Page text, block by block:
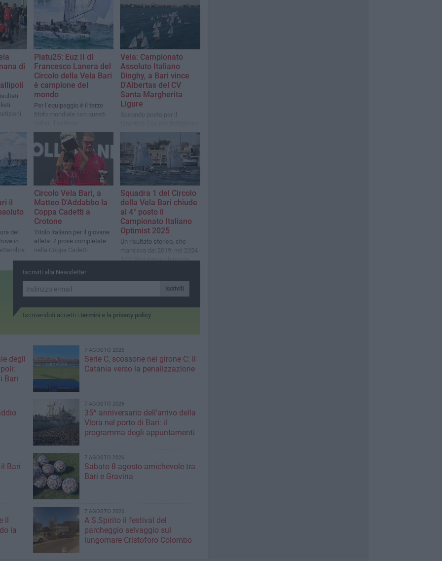
di
Platu25: Euz II di
Francesco Lanera del
Circolo della Vela Bari
è campione del
mondo
Per l’equipaggio è il terzo
titolo mondiale con questi
complessivo
Vela: Campionato
Assoluto Italiano
Dinghy, a Bari vince
D'Albertas del CV
Santa Margherita
Ligure
Secondo posto per il
il
del
in
Circolo Vela Bari, a
Matteo D'Addabbo la
Coppa Cadetti a
Crotone
Titolo italiano per il giovane
atleta: 7 prove completate
nella Coppa Cadetti
Squadra 1 del Circolo
della Vela Bari chiude
al 4° posto il
Campionato Italiano
Optimist 2025
Un risultato storico, che
mancava dal 2019: nel 2024
il CV Bari aveva chiuso in
Iscriviti alla Newsletter
Iscriviti
Iscrivendoti accetti i termini e la privacy policy
degli
Bari
7 AGOSTO 2026
Serie C, scossone nel girone C: il
Catania verso la penalizzazione
7 AGOSTO 2026
35^ anniversario dell’arrivo della
Vlora nel porto di Bari: il
programma degli appuntamenti
Bari
7 AGOSTO 2026
Sabato 8 agosto amichevole tra
Bari e Gravina
il
la
7 AGOSTO 2026
A S.Spirito il festival del
parcheggio selvaggio sul
lungomare Cristoforo Colombo